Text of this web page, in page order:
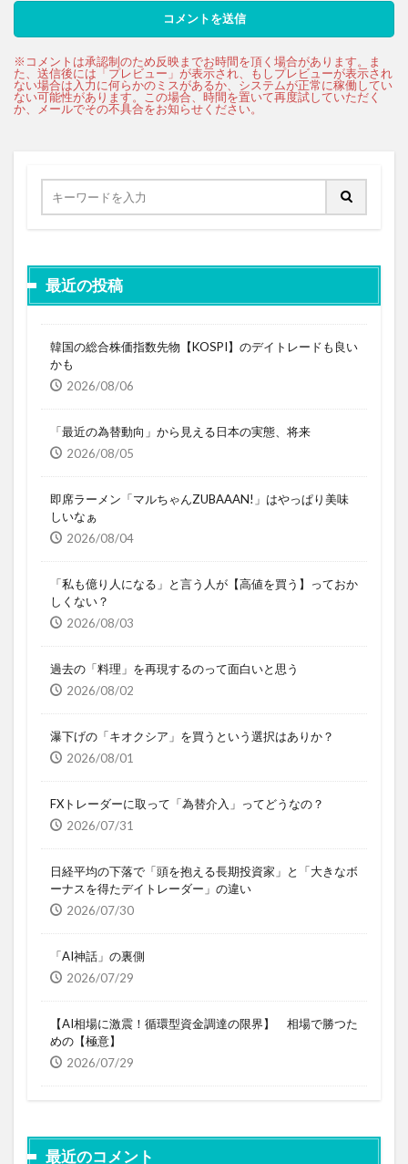
最近の投稿
韓国の総合株価指数先物【KOSPI】のデイトレードも良い
かも
2026/08/06
「最近の為替動向」から見える日本の実態、将来
2026/08/05
即席ラーメン「マルちゃんZUBAAAN!」はやっぱり美味
しいなぁ
2026/08/04
「私も億り人になる」と言う人が【高値を買う】っておか
しくない？
2026/08/03
過去の「料理」を再現するのって面白いと思う
2026/08/02
瀑下げの「キオクシア」を買うという選択はありか？
2026/08/01
FXトレーダーに取って「為替介入」ってどうなの？
2026/07/31
日経平均の下落で「頭を抱える長期投資家」と「大きなボ
ーナスを得たデイトレーダー」の違い
2026/07/30
「AI神話」の裏側
2026/07/29
【AI相場に激震！循環型資金調達の限界】 相場で勝つた
めの【極意】
2026/07/29
最近のコメント